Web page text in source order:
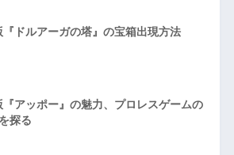
『ドルアーガの塔』の宝箱出現方法
『アッポー』の魅力、プロレスゲームの
探る